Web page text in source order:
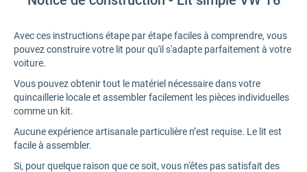
Avec ces instructions étape par étape faciles à comprendre, vous
pouvez construire votre lit pour qu'il s'adapte parfaitement à votre
voiture.
Vous pouvez obtenir tout le matériel nécessaire dans votre
quincaillerie locale et assembler facilement les pièces individuelles
comme un kit.
Aucune expérience artisanale particulière n’est requise. Le lit est
facile à assembler.
Si, pour quelque raison que ce soit, vous n'êtes pas satisfait des